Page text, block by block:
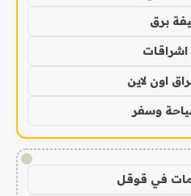
برق
اون لاين
وسفر
!
في قوقل